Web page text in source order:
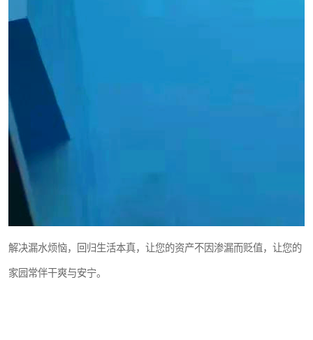
解决漏水烦恼，回归生活本真，让您的资产不因渗漏而贬值，让您的
家园常伴干爽与安宁。